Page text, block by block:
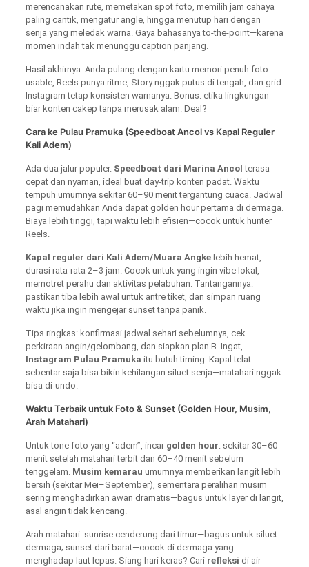
merencanakan rute, memetakan spot foto, memilih jam cahaya
paling cantik, mengatur angle, hingga menutup hari dengan
senja yang meledak warna. Gaya bahasanya to-the-point—karena
momen indah tak menunggu caption panjang.
Hasil akhirnya: Anda pulang dengan kartu memori penuh foto
usable, Reels punya ritme, Story nggak putus di tengah, dan grid
Instagram tetap konsisten warnanya. Bonus: etika lingkungan
biar konten cakep tanpa merusak alam. Deal?
Cara ke Pulau Pramuka(Speedboat Ancol vs Kapal Reguler
Kali Adem)
Ada dua jalur populer. Speedboat dari Marina Ancol terasa
cepat dan nyaman, ideal buat day-trip konten padat. Waktu
tempuh umumnya sekitar 60–90 menit tergantung cuaca. Jadwal
pagi memudahkan Anda dapat golden hour pertama di dermaga.
Biaya lebih tinggi, tapi waktu lebih efisien—cocok untuk hunter
Reels.
Kapal reguler dari Kali Adem/Muara Angkelebih hemat,
durasi rata-rata 2–3 jam. Cocok untuk yang ingin vibe lokal,
memotret perahu dan aktivitas pelabuhan. Tantangannya:
pastikan tiba lebih awal untuk antre tiket, dan simpan ruang
waktu jika ingin mengejar sunset tanpa panik.
Tips ringkas: konfirmasi jadwal sehari sebelumnya, cek
perkiraan angin/gelombang, dan siapkan plan B. Ingat,
Instagram Pulau Pramuka itu butuh timing. Kapal telat
sebentar saja bisa bikin kehilangan siluet senja—matahari nggak
bisa di-undo.
Waktu Terbaik untuk Foto & Sunset (Golden Hour, Musim,
Arah Matahari)
Untuk tone foto yang “adem”, incar golden hour: sekitar 30–60
menit setelah matahari terbit dan 60–40 menit sebelum
tenggelam. Musim kemarau umumnya memberikan langit lebih
bersih (sekitar Mei–September), sementara peralihan musim
sering menghadirkan awan dramatis—bagus untuk layer di langit,
asal angin tidak kencang.
Arah matahari: sunrise cenderung dari timur—bagus untuk siluet
dermaga; sunset dari barat—cocok di dermaga yang
menghadap laut lepas. Siang hari keras? Cari refleksi di air